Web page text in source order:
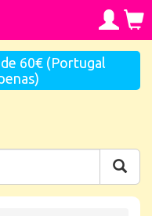
60€ (Portugal